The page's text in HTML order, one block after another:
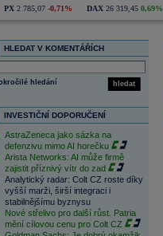
PX 2 785,07 -0,71% DAX 26 319,45 0,69%
HLEDAT V KOMENTÁŘÍCH
hledat
hledání
INVESTIČNÍ DOPORUČENÍ
AstraZeneca jako sázka na
defenzivu mimo AI horečku
Arista Networks: AI může firmě
zajistit příznivý vítr do zad
Analytický radar: Colt CZ roste díky
vyšší marži, širší integraci i
stabilnějšímu byznysu
Nové střelivo pro další růst. Patria
mění cílovou cenu pro Colt CZ